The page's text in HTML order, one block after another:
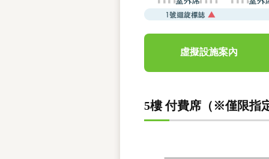
虛擬設施案內
5樓 付費席（※僅限指